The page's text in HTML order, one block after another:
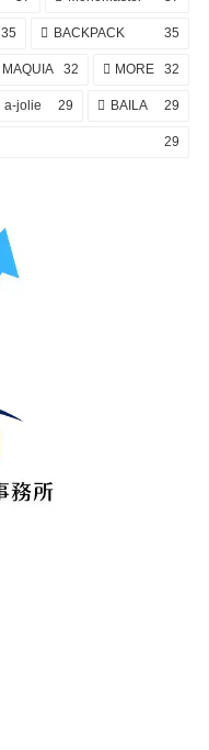
35 BACKPACK 35
MAQUIA 32 MORE 32
a-jolie 29 BAILA 29
29